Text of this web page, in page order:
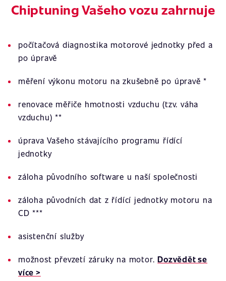
Chiptuning Vašeho vozu zahrnuje
počítačová diagnostika motorové jednotky před a
po úpravě
měření výkonu motoru na zkušebně po úpravě *
renovace měřiče hmotnosti vzduchu (tzv. váha
vzduchu) **
úprava Vašeho stávajícího programu řídící
jednotky
záloha původního software u naší společnosti
záloha původních dat z řídící jednotky motoru na
CD ***
asistenční služby
možnost převzetí záruky na motor.Dozvědět se
více >